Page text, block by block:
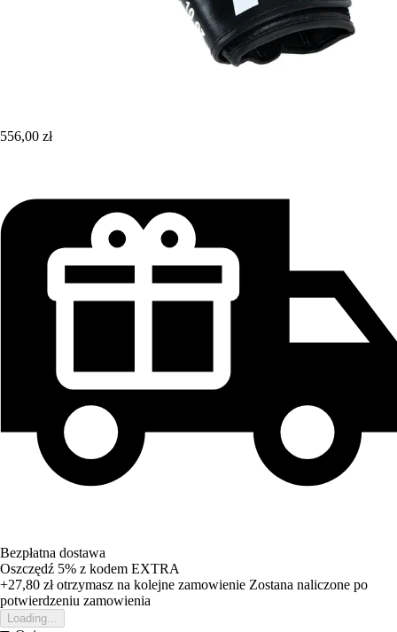
556,00 zł
Bezpłatna dostawa
Oszczędź 5% z kodem EXTRA
+27,80 złotrzymasz na kolejne zamowienie Zostana naliczone po
potwierdzeniu zamowienia
Loading...